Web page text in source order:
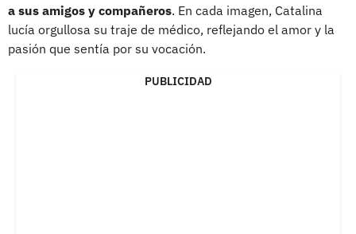
a sus amigos y compañeros. En cada imagen, Catalina
lucía orgullosa su traje de médico, reflejando el amor y la
pasión que sentía por su vocación.
PUBLICIDAD